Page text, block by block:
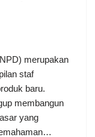
merupakan
staf
baru.
membangun
yang